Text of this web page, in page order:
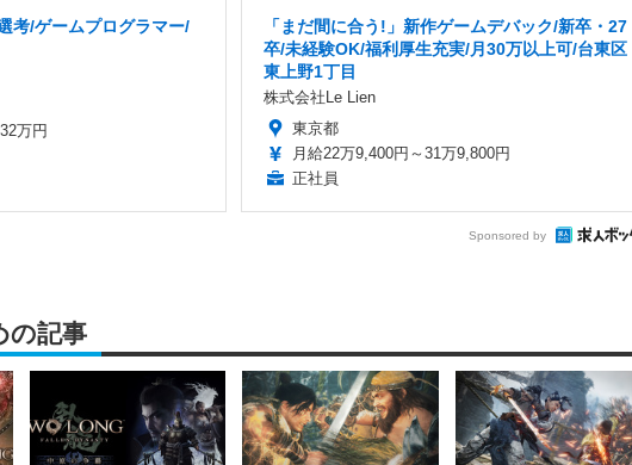
考/ゲームプログラマー/
万円
「まだ間に合う!」新作ゲームデバック/新卒・27
卒/未経験OK/福利厚生充実/月30万以上可/台東区
東上野1丁目
株式会社Le Lien
東京都
月給22万9,400円～31万9,800円
正社員
Sponsored by
の記事